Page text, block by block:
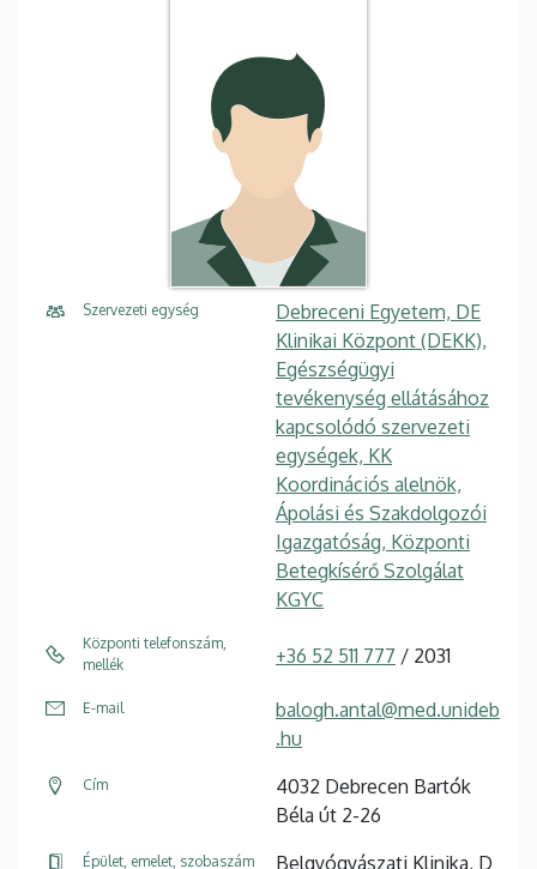
Szervezeti egység
Debreceni Egyetem, DE
Klinikai Központ (DEKK),
Egészségügyi
tevékenység ellátásához
kapcsolódó szervezeti
egységek, KK
Koordinációs alelnök,
Ápolási és Szakdolgozói
Igazgatóság, Központi
Betegkísérő Szolgálat
KGYC
Központi telefonszám,
mellék
+36 52 511 777 / 2031
E-mail
balogh.antal@med.unideb
.hu
Cím
4032 Debrecen Bartók
Béla út 2-26
Épület, emelet, szobaszám Belgyógyászati Klinika, D